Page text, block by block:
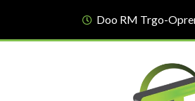
Doo RM Trgo-